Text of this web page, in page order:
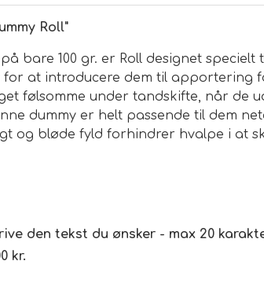
Roll"
bare 100 gr. er Roll designet
for at introducere dem til apportering
følsomme under tandskifte, når de
dummy er helt passende til dem
og bløde fyld forhindrer hvalpe i at
af slidstærkt kanvas, og takket
en mere interessant oplevelse for
er specielt designet til
mund, som forhindrer vildtet eller
den tekst du ønsker - max 20
kr.